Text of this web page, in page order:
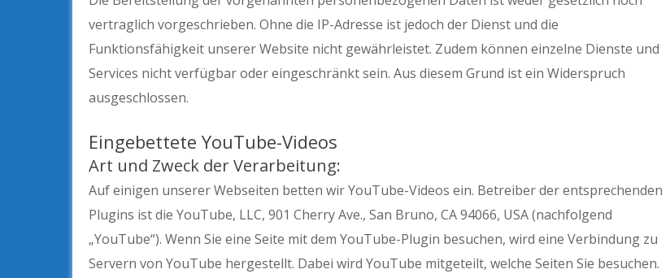
vertraglich vorgeschrieben. Ohne die IP-Adresse ist jedoch der Dienst und die
Funktionsfähigkeit unserer Website nicht gewährleistet. Zudem können einzelne Dienste und
Services nicht verfügbar oder eingeschränkt sein. Aus diesem Grund ist ein Widerspruch
ausgeschlossen.
Eingebettete YouTube-Videos
Art und Zweck der Verarbeitung:
Auf einigen unserer Webseiten betten wir YouTube-Videos ein. Betreiber der entsprechenden
Plugins ist die YouTube, LLC, 901 Cherry Ave., San Bruno, CA 94066, USA (nachfolgend
„YouTube“). Wenn Sie eine Seite mit dem YouTube-Plugin besuchen, wird eine Verbindung zu
Servern von YouTube hergestellt. Dabei wird YouTube mitgeteilt, welche Seiten Sie besuchen.